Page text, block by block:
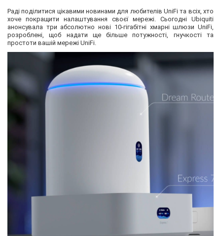
Раді поділитися цікавими новинами для любителів UniFi та всіх, хто
хоче покращити налаштування своєї мережі. Сьогодні Ubiquiti
анонсувала три абсолютно нові 10-гігабітні хмарні шлюзи UniFi,
розроблені, щоб надати ще більше потужності, гнучкості та
простоти вашій мережі UniFi.